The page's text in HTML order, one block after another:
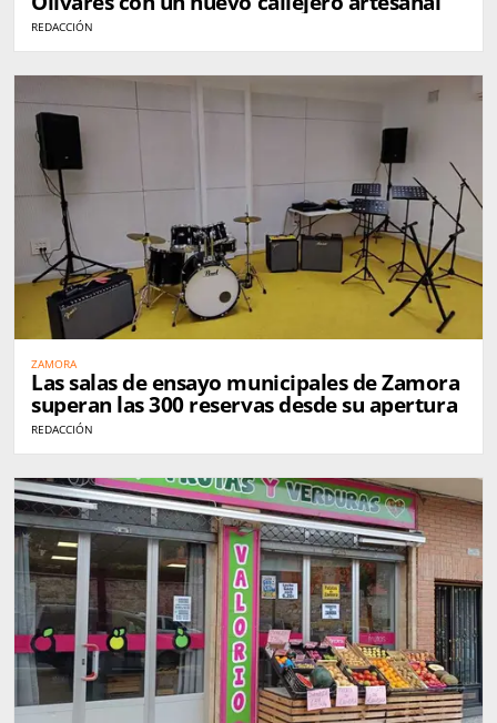
REDACCIÓN
ZAMORA
Las salas de ensayo municipales de Zamora
superan las 300 reservas desde su apertura
REDACCIÓN